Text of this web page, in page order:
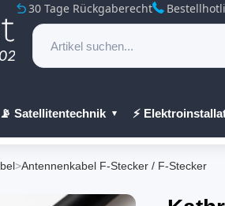
30 Tage Rückgaberecht
📡 Satellitentechnik ⚡
>Antennenkabel F-Stecker / F-Stecker